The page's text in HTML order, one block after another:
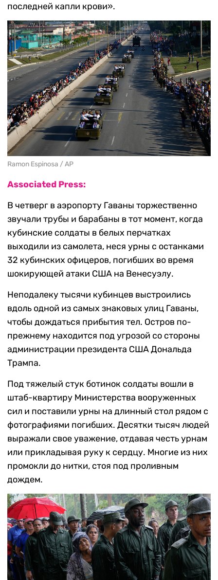
последней капли крови».
Ramon Espinosa / AP
Associated Press:
В четверг в аэропорту Гаваны торжественно
звучали трубы и барабаны в тот момент, когда
кубинские солдаты в белых перчатках
выходили из самолета, неся урны с останками
32 кубинских офицеров, погибших во время
шокирующей атаки США на Венесуэлу.
Неподалеку тысячи кубинцев выстроились
вдоль одной из самых знаковых улиц Гаваны,
чтобы дождаться прибытия тел. Остров по-
прежнему находится под угрозой со стороны
администрации президента США Дональда
Трампа.
Под тяжелый стук ботинок солдаты вошли в
штаб-квартиру Министерства вооруженных
сил и поставили урны на длинный стол рядом с
фотографиями погибших. Десятки тысяч людей
выражали свое уважение, отдавая честь урнам
или прикладывая руку к сердцу. Многие из них
промокли до нитки, стоя под проливным
дождем.